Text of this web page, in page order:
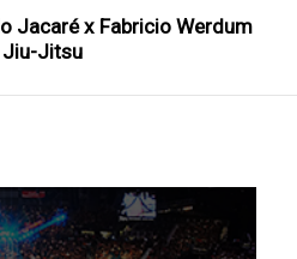
Jacaré x Fabricio Werdum
Jiu-Jitsu